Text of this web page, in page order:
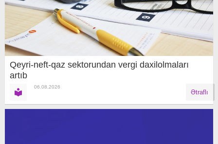
Qeyri-neft-qaz sektorundan vergi daxilolmaları
artıb
06.08.2026
Ətraflı